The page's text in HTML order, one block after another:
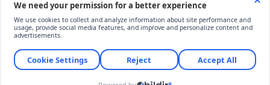
© ShiftDelete.Net